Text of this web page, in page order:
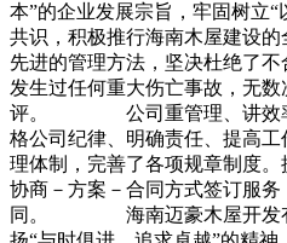
本”的企业发展宗旨，牢固树立
共识，积极推行海南木屋建设
先进的管理方法，坚决杜绝了
发生过任何重大伤亡事故，无
评。 公司重管理、讲效率
格公司纪律、明确责任、提高
理体制，完善了各项规章制度
协商－方案－合同方式签订服务
同。 海南迈豪木屋开发有